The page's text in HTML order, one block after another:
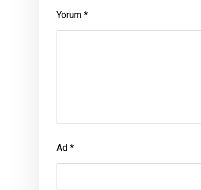
Yorum*
Ad*